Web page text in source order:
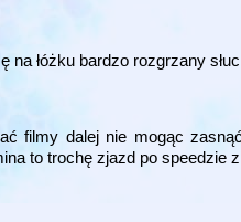
na łóżku bardzo rozgrzany
filmy dalej nie mogąc
to trochę zjazd po speedzie